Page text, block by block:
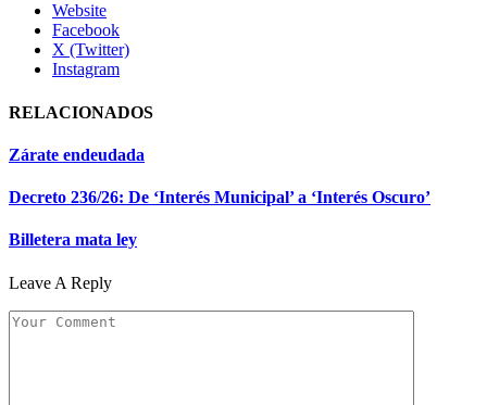
Website
Facebook
X (Twitter)
Instagram
RELACIONADOS
Zárate endeudada
Decreto 236/26: De ‘Interés Municipal’ a ‘Interés Oscuro’
Billetera mata ley
Leave A Reply